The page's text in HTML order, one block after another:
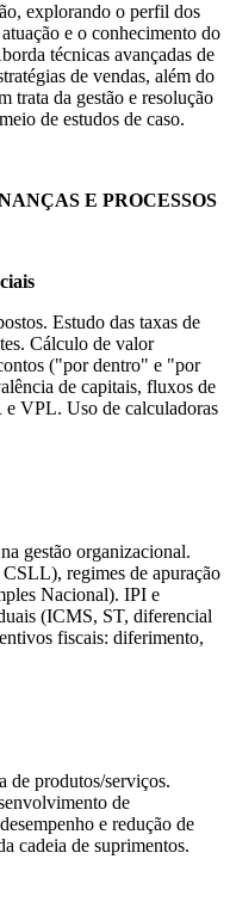
explorando o perfil dos
e o conhecimento do
técnicas avançadas de
de vendas, além do
trata da gestão e resolução
de estudos de caso.
E PROCESSOS
Estudo das taxas de
Cálculo de valor
("por dentro" e "por
de capitais, fluxos de
VPL. Uso de calculadoras
gestão organizacional.
regimes de apuração
Nacional). IPI e
(ICMS, ST, diferencial
fiscais: diferimento,
de produtos/serviços.
de
e redução de
cadeia de suprimentos.